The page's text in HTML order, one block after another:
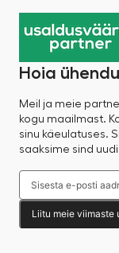
Hoia
Meil ja meie
kogu maailmast.
sinu käeulatuses.
saaksime sind
Liitu meie viimaste